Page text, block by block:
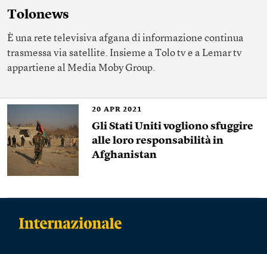
Tolonews
È una rete televisiva afgana di informazione continua
trasmessa via satellite. Insieme a Tolo tv e a Lemar tv
appartiene al Media Moby Group.
20 APR 2021
Gli Stati Uniti vogliono sfuggire
alle loro responsabilità in
Afghanistan